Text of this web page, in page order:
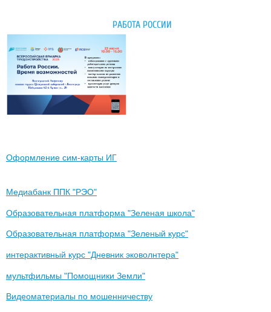
РАБОТА РОССИИ
Оформление сим-карты ИГ
Медиабанк ППК "РЭО"
Образовательная платформа "Зеленая школа"
Образовательная платформа "Зеленый курс"
интерактивный курс "Дневник эковолнтера"
мультфильмы "Помощники Земли"
Видеоматериалы по мошенничеству